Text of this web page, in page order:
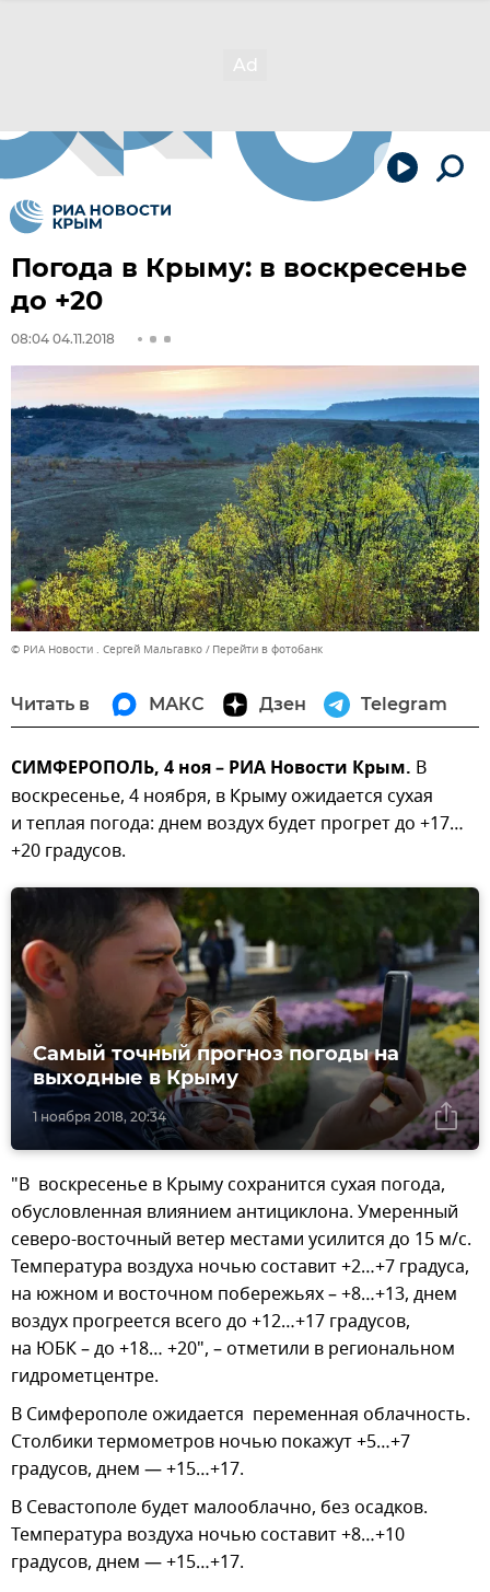
Погода в Крыму: в воскресенье
до +20
08:04 04.11.2018
© РИА Новости . Сергей Мальгавко Перейти в фотобанк
Читать в МАКС Дзен Telegram
СИМФЕРОПОЛЬ, 4 ноя – РИА Новости Крым. В
воскресенье, 4 ноября, в Крыму ожидается сухая
и теплая погода: днем воздух будет прогрет до +17…
+20 градусов.
1 ноября 2018, 20:34
Самый точный прогноз погоды на
выходные в Крыму
"В воскресенье в Крыму сохранится сухая погода,
обусловленная влиянием антициклона. Умеренный
северо-восточный ветер местами усилится до 15 м/с.
Температура воздуха ночью составит +2…+7 градуса,
на южном и восточном побережьях – +8…+13, днем
воздух прогреется всего до +12…+17 градусов,
на ЮБК – до +18… +20", – отметили в региональном
гидрометцентре.
В Симферополе ожидается переменная облачность.
Столбики термометров ночью покажут +5…+7
градусов, днем — +15…+17.
В Севастополе будет малооблачно, без осадков.
Температура воздуха ночью составит +8…+10
градусов, днем — +15…+17.